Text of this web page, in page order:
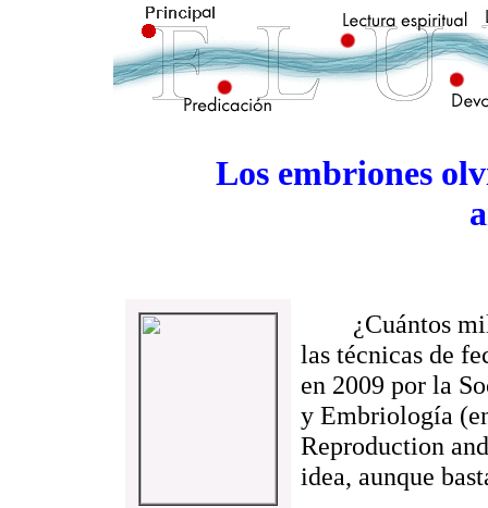
Los embriones
¿Cuántos
las técnicas de
en 2009 por la
y Embriología
Reproduction
idea, aunque